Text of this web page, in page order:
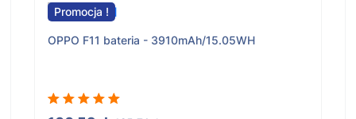
Promocja !
OPPO F11 bateria - 3910mAh/15.05WH